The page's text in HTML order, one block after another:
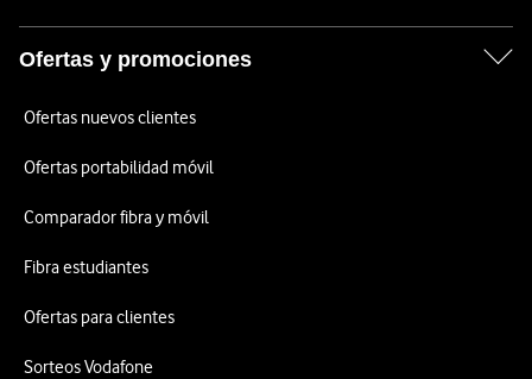
Ofertas y promociones
Ofertas nuevos clientes
Ofertas portabilidad móvil
Comparador fibra y móvil
Fibra estudiantes
Ofertas para clientes
Sorteos Vodafone